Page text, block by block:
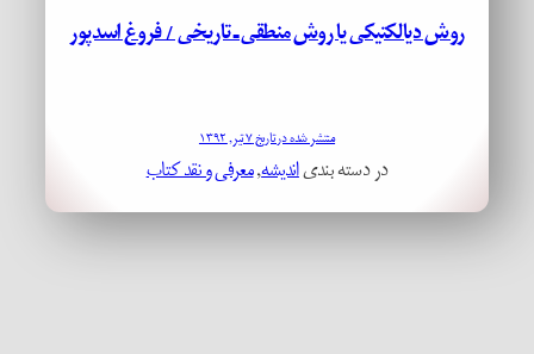
روش دیالکتیکی یا روش منطقی ـ تاریخی / فروغ اسدپور
منتشر شده در تاریخ ۷ تیر, ۱۳۹۲
در دسته بندیاندیشه, معرفی و نقد کتاب